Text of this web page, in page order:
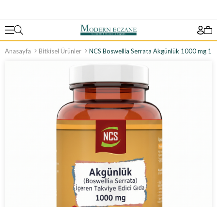
Anasayfa Bitkisel Ürünler NCS Boswellia Serrata Akgünlük 1000 mg